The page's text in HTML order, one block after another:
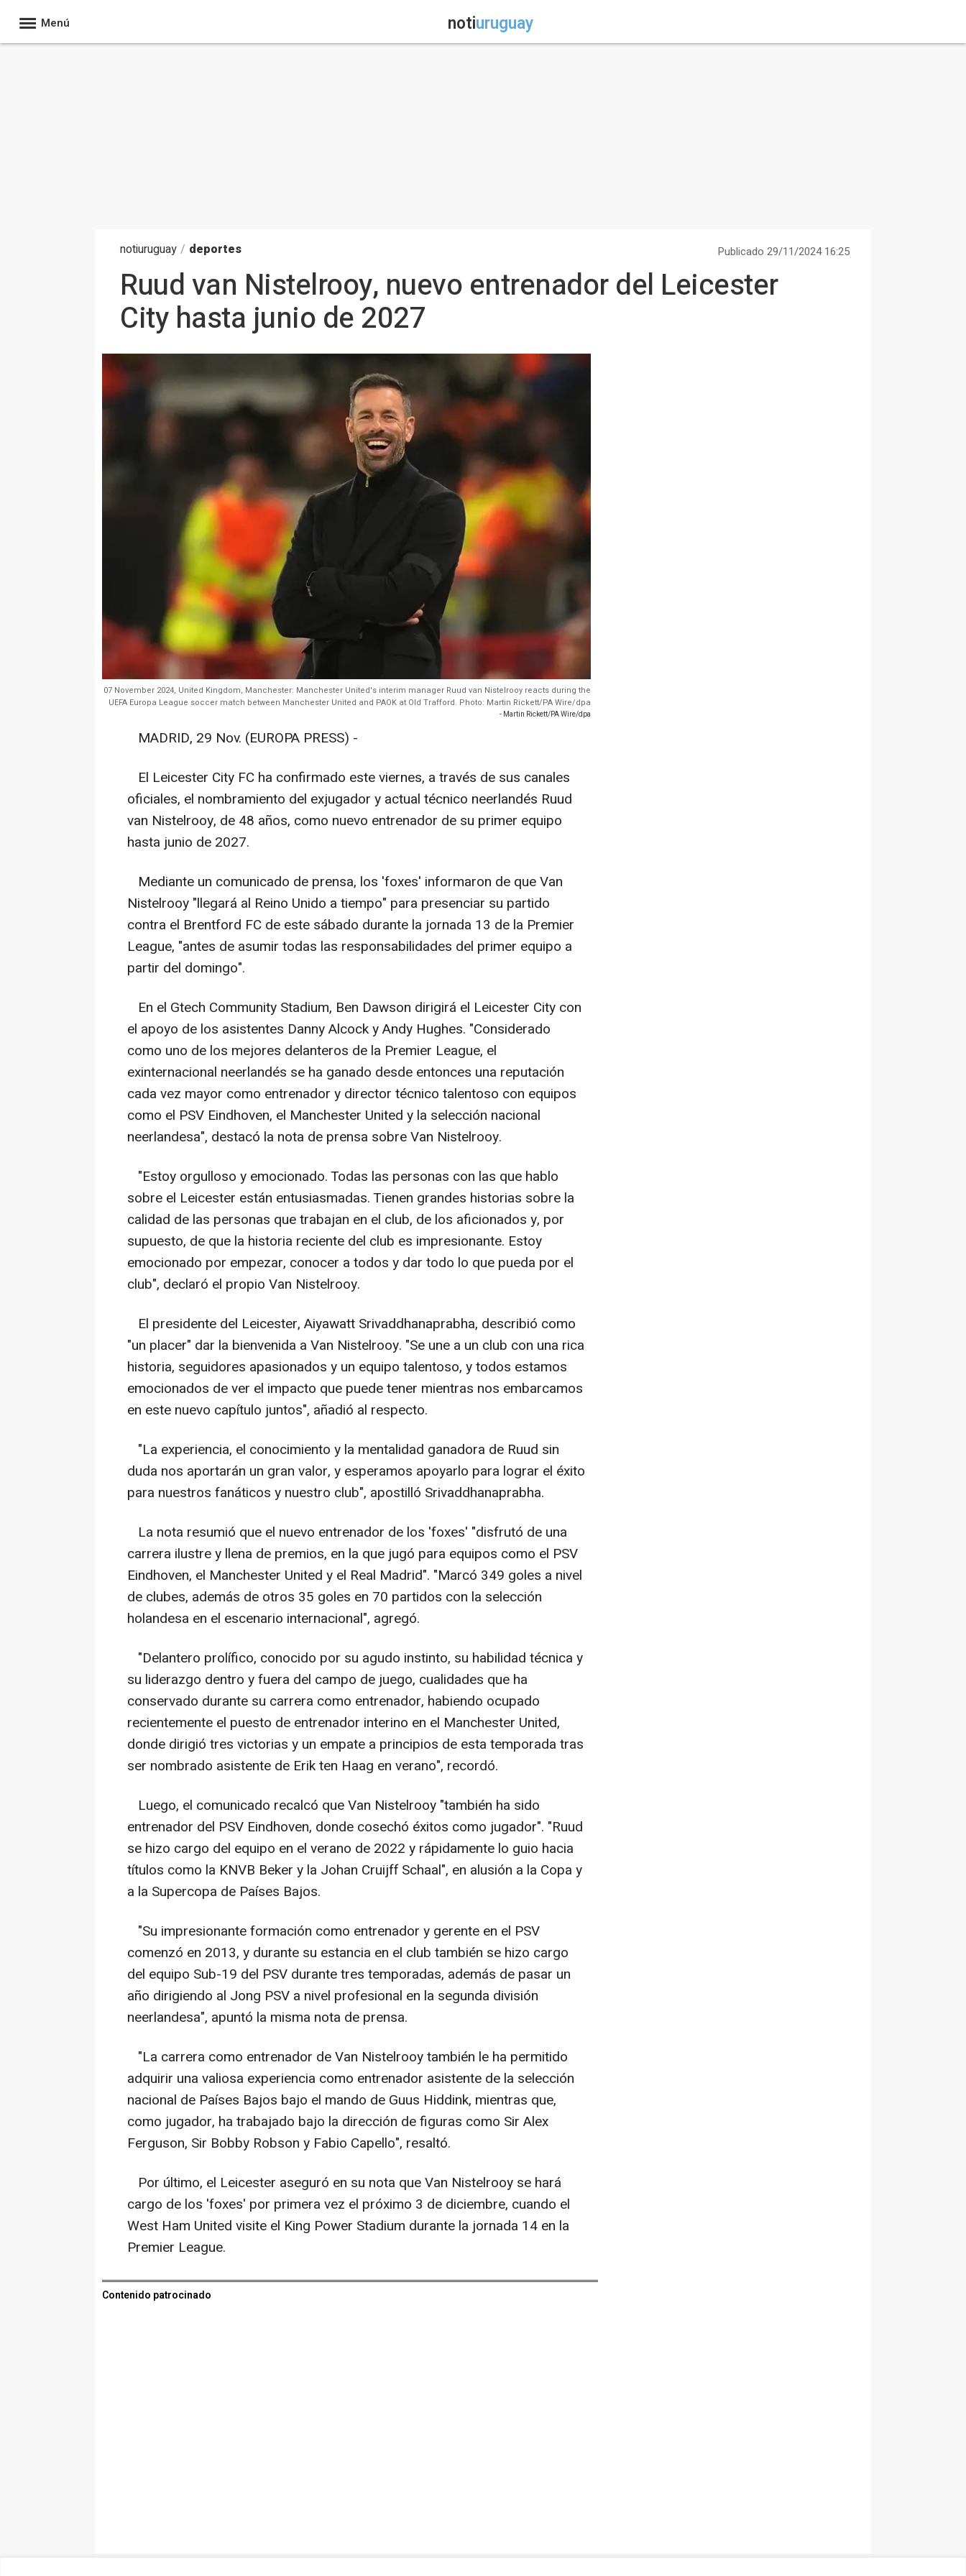
Menú notiuruguay
notiuruguay / deportes Publicado 29/11/2024 16:25
Ruud van Nistelrooy, nuevo entrenador del Leicester
City hasta junio de 2027
07 November 2024, United Kingdom, Manchester: Manchester United's interim manager Ruud van Nistelrooy reacts during the
UEFA Europa League soccer match between Manchester United and PAOK at Old Trafford. Photo: Martin Rickett/PA Wire/dpa
- Martin Rickett/PA Wire/dpa
MADRID, 29 Nov. (EUROPA PRESS) -
El Leicester City FC ha confirmado este viernes, a través de sus canales
oficiales, el nombramiento del exjugador y actual técnico neerlandés Ruud
van Nistelrooy, de 48 años, como nuevo entrenador de su primer equipo
hasta junio de 2027.
Mediante un comunicado de prensa, los 'foxes' informaron de que Van
Nistelrooy "llegará al Reino Unido a tiempo" para presenciar su partido
contra el Brentford FC de este sábado durante la jornada 13 de la Premier
League, "antes de asumir todas las responsabilidades del primer equipo a
partir del domingo".
En el Gtech Community Stadium, Ben Dawson dirigirá el Leicester City con
el apoyo de los asistentes Danny Alcock y Andy Hughes. "Considerado
como uno de los mejores delanteros de la Premier League, el
exinternacional neerlandés se ha ganado desde entonces una reputación
cada vez mayor como entrenador y director técnico talentoso con equipos
como el PSV Eindhoven, el Manchester United y la selección nacional
neerlandesa", destacó la nota de prensa sobre Van Nistelrooy.
"Estoy orgulloso y emocionado. Todas las personas con las que hablo
sobre el Leicester están entusiasmadas. Tienen grandes historias sobre la
calidad de las personas que trabajan en el club, de los aficionados y, por
supuesto, de que la historia reciente del club es impresionante. Estoy
emocionado por empezar, conocer a todos y dar todo lo que pueda por el
club", declaró el propio Van Nistelrooy.
El presidente del Leicester, Aiyawatt Srivaddhanaprabha, describió como
"un placer" dar la bienvenida a Van Nistelrooy. "Se une a un club con una rica
historia, seguidores apasionados y un equipo talentoso, y todos estamos
emocionados de ver el impacto que puede tener mientras nos embarcamos
en este nuevo capítulo juntos", añadió al respecto.
"La experiencia, el conocimiento y la mentalidad ganadora de Ruud sin
duda nos aportarán un gran valor, y esperamos apoyarlo para lograr el éxito
para nuestros fanáticos y nuestro club", apostilló Srivaddhanaprabha.
La nota resumió que el nuevo entrenador de los 'foxes' "disfrutó de una
carrera ilustre y llena de premios, en la que jugó para equipos como el PSV
Eindhoven, el Manchester United y el Real Madrid". "Marcó 349 goles a nivel
de clubes, además de otros 35 goles en 70 partidos con la selección
holandesa en el escenario internacional", agregó.
"Delantero prolífico, conocido por su agudo instinto, su habilidad técnica y
su liderazgo dentro y fuera del campo de juego, cualidades que ha
conservado durante su carrera como entrenador, habiendo ocupado
recientemente el puesto de entrenador interino en el Manchester United,
donde dirigió tres victorias y un empate a principios de esta temporada tras
ser nombrado asistente de Erik ten Haag en verano", recordó.
Luego, el comunicado recalcó que Van Nistelrooy "también ha sido
entrenador del PSV Eindhoven, donde cosechó éxitos como jugador". "Ruud
se hizo cargo del equipo en el verano de 2022 y rápidamente lo guio hacia
títulos como la KNVB Beker y la Johan Cruijff Schaal", en alusión a la Copa y
a la Supercopa de Países Bajos.
"Su impresionante formación como entrenador y gerente en el PSV
comenzó en 2013, y durante su estancia en el club también se hizo cargo
del equipo Sub-19 del PSV durante tres temporadas, además de pasar un
año dirigiendo al Jong PSV a nivel profesional en la segunda división
neerlandesa", apuntó la misma nota de prensa.
"La carrera como entrenador de Van Nistelrooy también le ha permitido
adquirir una valiosa experiencia como entrenador asistente de la selección
nacional de Países Bajos bajo el mando de Guus Hiddink, mientras que,
como jugador, ha trabajado bajo la dirección de figuras como Sir Alex
Ferguson, Sir Bobby Robson y Fabio Capello", resaltó.
Por último, el Leicester aseguró en su nota que Van Nistelrooy se hará
cargo de los 'foxes' por primera vez el próximo 3 de diciembre, cuando el
West Ham United visite el King Power Stadium durante la jornada 14 en la
Premier League.
Contenido patrocinado